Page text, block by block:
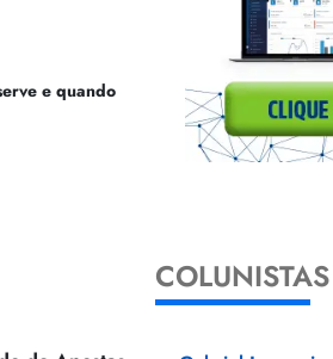
e quando
COLUNISTAS